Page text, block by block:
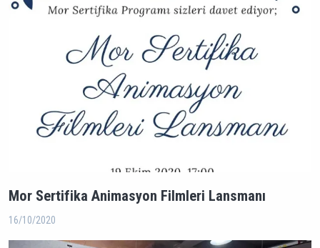
Mor Sertifika Animasyon Filmleri Lansmanı
16/10/2020